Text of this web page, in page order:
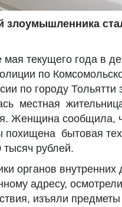
злоумышленника
мая текущего года в
по
по городу
местная
Женщина сообщила,
похищена бытовая
тысяч рублей.
органов
адресу,
изъяли